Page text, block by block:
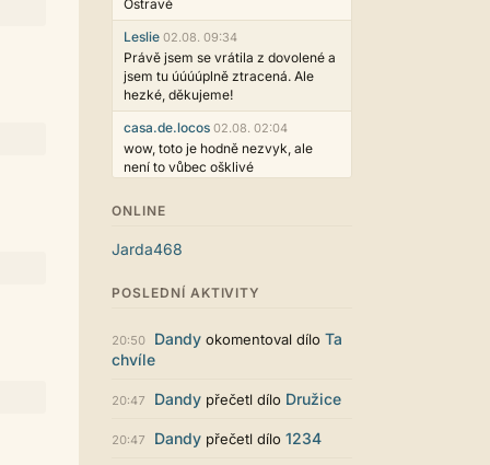
Ostravě
Leslie 02.08. 09:34
Právě jsem se vrátila z dovolené a
jsem tu úúúúplně ztracená. Ale
hezké, děkujeme!
casa.de.locos 02.08. 02:04
wow, toto je hodně nezvyk, ale
není to vůbec ošklivé
Už i počet přečtení jde vidět,
reklama co zasahovala do chatu je
myslím také už v pořádku,
Líbí se mi tmavá varianta nového
vzhledu. Na některých místech
jsou sice mezi prvky příliš velké
určitě to půjde upravit místním
funkční a příjemný. Podvedl se.
ONLINE
Jarda468
POSLEDNÍ AKTIVITY
20:50 Dandy okomentoval dílo Ta
chvíle
20:47 Dandy přečetl dílo Družice
20:47 Dandy přečetl dílo 1234